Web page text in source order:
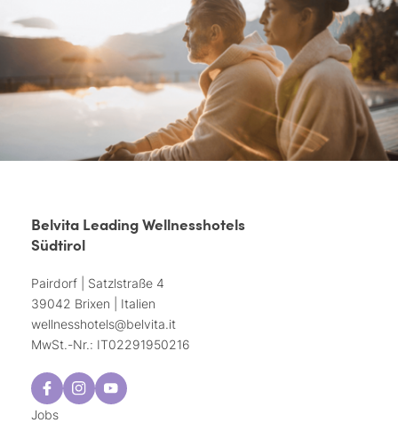
Belvita Leading Wellnesshotels
Südtirol
Pairdorf | Satzlstraße 4
39042 Brixen | Italien
wellnesshotels@belvita.it
MwSt.-Nr.: IT02291950216
Jobs